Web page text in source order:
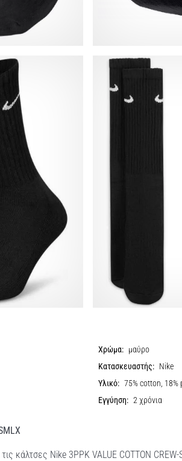
Χρώμα: μαύρο
Κατασκευαστής: Nike
Υλικό: 75% cotton, 18%
Εγγύηση: 2 χρόνια
κάλτσες Nike 3PPK VALUE COTTON